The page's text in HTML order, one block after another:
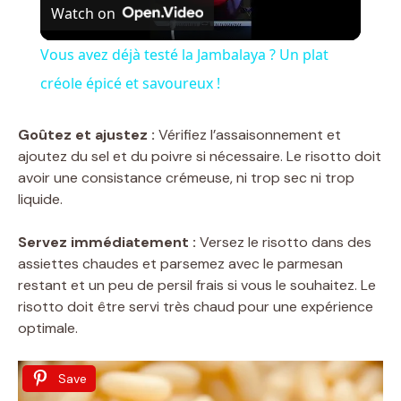
l
a
y
V
i
d
e
Watch on
Vous avez déjà testé la Jambalaya ? Un plat
créole épicé et savoureux !
Goûtez et ajustez : Vérifiez l’assaisonnement et
ajoutez du sel et du poivre si nécessaire. Le risotto doit
avoir une consistance crémeuse, ni trop sec ni trop
liquide.
Servez immédiatement : Versez le risotto dans des
assiettes chaudes et parsemez avec le parmesan
restant et un peu de persil frais si vous le souhaitez. Le
risotto doit être servi très chaud pour une expérience
optimale.
Save